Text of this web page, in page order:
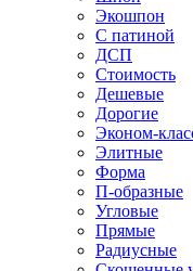
Экошпон
С патиной
ДСП
Стоимость
Дешевые
Дорогие
Эконом-
Элитные
Форма
П-образные
Угловые
Прямые
Радиусные